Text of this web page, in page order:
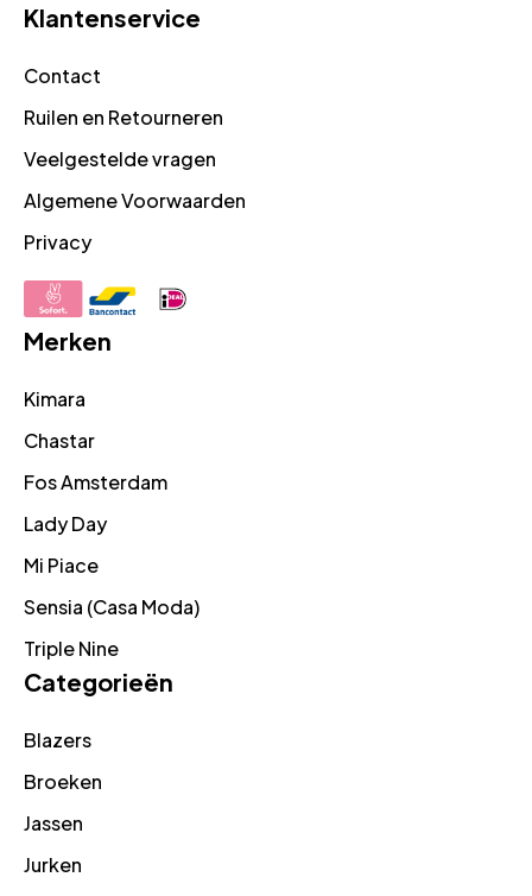
Klantenservice
Contact
Ruilen en Retourneren
Veelgestelde vragen
Algemene Voorwaarden
Privacy
Merken
Kimara
Chastar
Fos Amsterdam
Lady Day
Mi Piace
Sensia (Casa Moda)
Triple Nine
Categorieën
Blazers
Broeken
Jassen
Jurken